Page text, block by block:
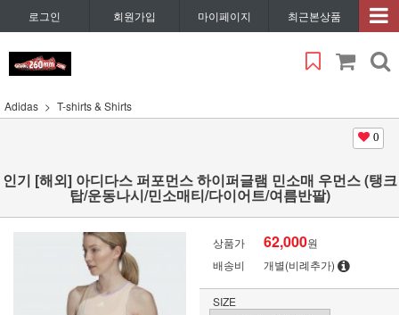
로그인 회원가입 마이페이지 최근본상품
Adidas T-shirts & Shirts
0
인기 [해외] 아디다스 퍼포먼스 하이퍼글램 민소매 우먼스 (탱크
탑/운동나시/민소매티/다이어트/여름반팔)
상품가 62,000원
배송비
개별(비례추가)
SIZE